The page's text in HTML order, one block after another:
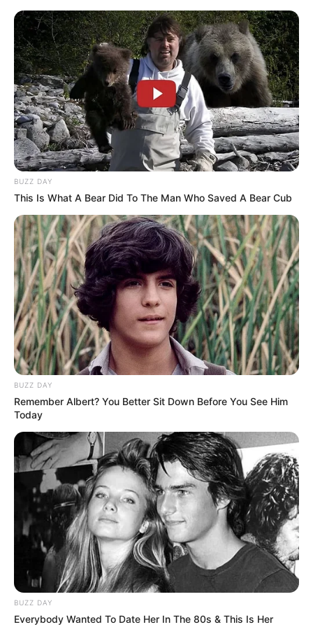
MENU
ET
WIDGETS
PRIX ALADDIN PRONOSTIC
QUINTE PMU 28-05-2024
Mardi 28 Mai 2024 à AUTEUIL dans la Réunion n°1 –
PRIX ALADDIN – Haies – 3600 mètres.
BUZZ DAY
This Is What A Bear Did To The Man Who Saved A Bear Cub
BUZZ DAY
Remember Albert? You Better Sit Down Before You See Him
Today
BUZZ DAY
Everybody Wanted To Date Her In The 80s & This Is Her